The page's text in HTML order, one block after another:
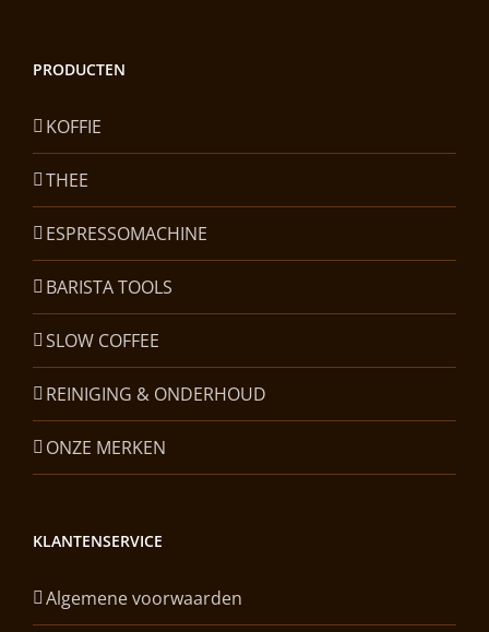
PRODUCTEN
KOFFIE
THEE
ESPRESSOMACHINE
BARISTA TOOLS
SLOW COFFEE
REINIGING & ONDERHOUD
ONZE MERKEN
KLANTENSERVICE
Algemene voorwaarden